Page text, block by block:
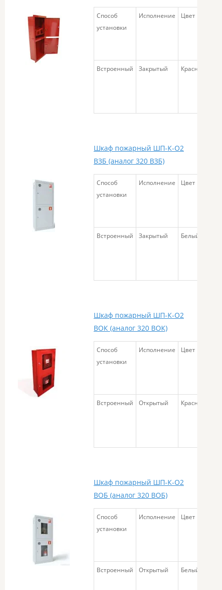
Способ
установки
Исполнение Цвет
Встроенный Закрытый Красный
Шкаф пожарный ШП-К-О2
ВЗБ (аналог 320 ВЗБ)
Способ
установки
Исполнение Цвет
Встроенный Закрытый Белый
Шкаф пожарный ШП-К-О2
ВОК (аналог 320 ВОК)
Способ
установки
Исполнение Цвет
Встроенный Открытый Красный
Шкаф пожарный ШП-К-О2
ВОБ (аналог 320 ВОБ)
Способ
установки
Исполнение Цвет
Встроенный Открытый Белый